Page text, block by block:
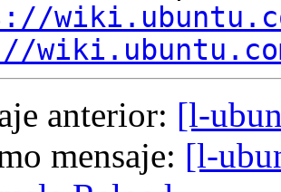
anterior: [l-
mensaje: [l-